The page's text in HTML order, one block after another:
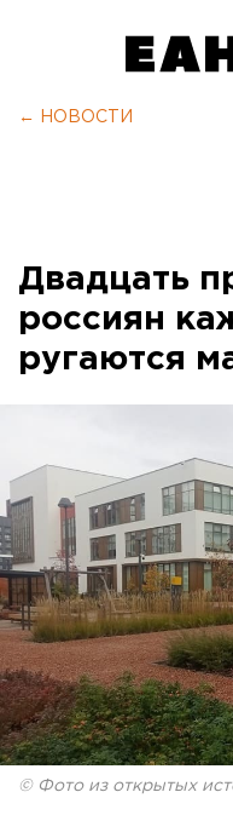
← НОВОСТИ
Двадцать
россиян
ругаются
© Фото из открытых